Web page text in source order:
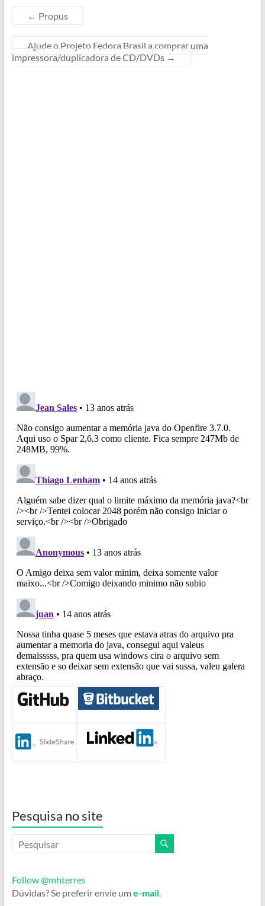
← Propus
Ajude o Projeto Fedora Brasil a comprar uma
impressora/duplicadora de CD/DVDs →
Pesquisa no site
Follow @mhterres
Dúvidas? Se preferir envie ume-mail.